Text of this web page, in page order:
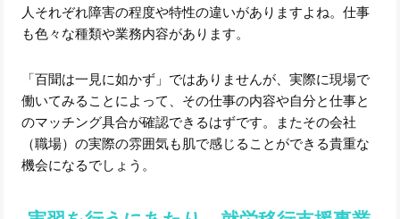
人それぞれ障害の程度や特性の違いがありますよね。仕事
も色々な種類や業務内容があります。
「百聞は一見に如かず」ではありませんが、実際に現場で
働いてみることによって、その仕事の内容や自分と仕事と
のマッチング具合が確認できるはずです。またその会社
（職場）の実際の雰囲気も肌で感じることができる貴重な
機会になるでしょう。